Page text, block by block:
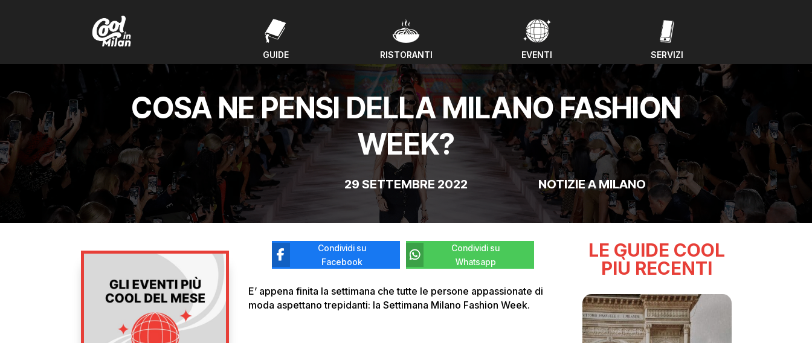
GUIDE RISTORANTI EVENTI SERVIZI
COSA NE PENSI DELLA MILANO FASHION
WEEK?
29 SETTEMBRE 2022 NOTIZIE A MILANO
Condividi su
Facebook
Condividi su
Whatsapp
E’ appena finita la settimana che tutte le persone appassionate di
moda aspettano trepidanti: la Settimana Milano Fashion Week.
LE GUIDE COOL
PIÙ RECENTI